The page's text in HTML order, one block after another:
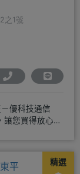
之1號
優科技通信
讓您買得放心又
精選
平